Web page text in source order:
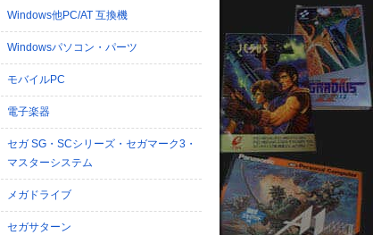
Windows他PC/AT 互換機
Windowsパソコン・パーツ
モバイルPC
電子楽器
セガ SG・SCシリーズ・セガマーク3・
マスターシステム
メガドライブ
セガサターン